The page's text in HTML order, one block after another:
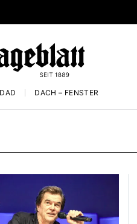
DACH – FENSTER